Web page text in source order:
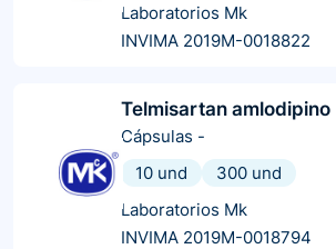
Laboratorios Mk
INVIMA 2019M-0018822
Telmisartan amlodipino
Cápsulas -
10 und
300 und
Laboratorios Mk
INVIMA 2019M-0018794